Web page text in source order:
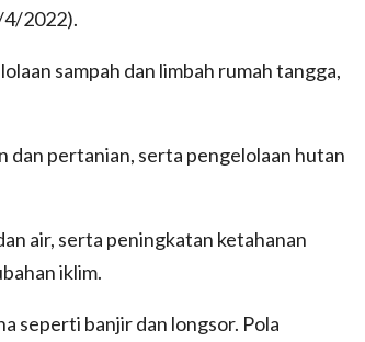
4/2022).
sampah dan limbah rumah tangga,
dan pertanian, serta pengelolaan hutan
air, serta peningkatan ketahanan
iklim.
seperti banjir dan longsor. Pola